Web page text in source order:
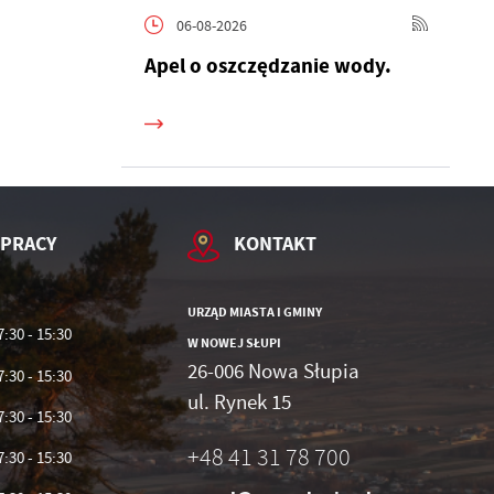
06-08-2026
Apel o oszczędzanie wody.
- 15:30
- 15:30
- 15:30
- 15:30
KONTAKT
URZĄD MIASTA I GMINY
W NOWEJ SŁUPI
26-006 Nowa Słupia
ul. Rynek 15
+48 41 31 78 700